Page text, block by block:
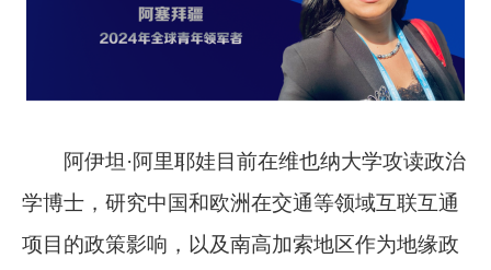
阿伊坦·阿里耶娃目前在维也纳大学攻读政治
学博士，研究中国和欧洲在交通等领域互联互通
项目的政策影响，以及南高加索地区作为地缘政